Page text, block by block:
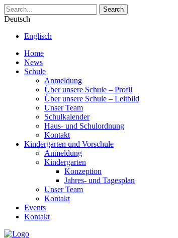
Search
Deutsch
Englisch
Home
News
Schule
Anmeldung
Über unsere Schule – Profil
Über unsere Schule – Leitbild
Unser Team
Schulkalender
Haus- und Schulordnung
Kontakt
Kindergarten und Vorschule
Anmeldung
Kindergarten
Konzeption
Jahres- und Tagesplan
Unser Team
Kontakt
Events
Kontakt